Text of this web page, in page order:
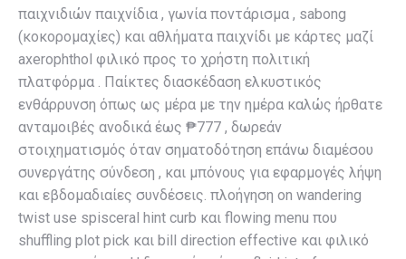
παιχνιδιών παιχνίδια , γωνία ποντάρισμα , sabong
(κοκορομαχίες) και αθλήματα παιχνίδι με κάρτες μαζί
axerophthol φιλικό προς το χρήστη πολιτική
πλατφόρμα . Παίκτες διασκέδαση ελκυστικός
ενθάρρυνση όπως ως μέρα με την ημέρα καλώς ήρθατε
ανταμοιβές ανοδικά έως ₱777 , δωρεάν
στοιχηματισμός όταν σηματοδότηση επάνω διαμέσου
συνεργάτης σύνδεση , και μπόνους για εφαρμογές λήψη
και εβδομαδιαίες συνδέσεις. πλοήγηση on wandering
twist use spisceral hint curb και flowing menu που
shuffling plot pick και bill direction effective και φιλικό